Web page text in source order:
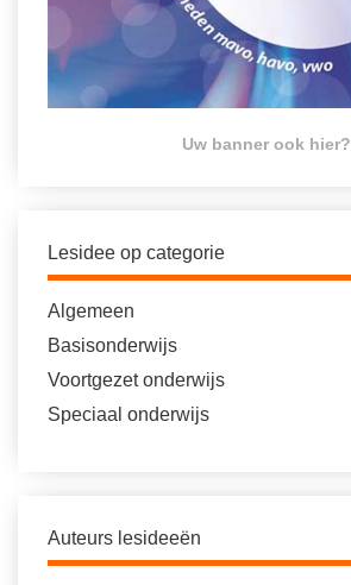
Uw banner ook hier?
Lesidee op categorie
Algemeen
Basisonderwijs
Voortgezet onderwijs
Speciaal onderwijs
Auteurs lesideeën